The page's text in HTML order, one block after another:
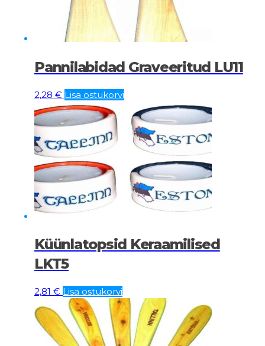
Pannilabidad Graveeritud LU11
2,28 € Lisa ostukorvi
Küünlatopsid Keraamilised
LKT5
2,81 € Lisa ostukorvi